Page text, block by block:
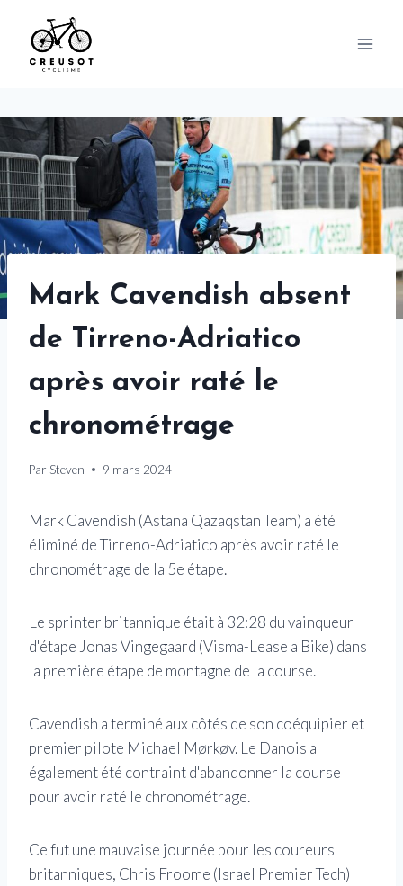
content
Mark Cavendish absent
de Tirreno-Adriatico
après avoir raté le
chronométrage
Par Steven 9 mars 2024
Mark Cavendish (Astana Qazaqstan Team) a été
éliminé de Tirreno-Adriatico après avoir raté le
chronométrage de la 5e étape.
Le sprinter britannique était à 32:28 du vainqueur
d'étape Jonas Vingegaard (Visma-Lease a Bike) dans
la première étape de montagne de la course.
Cavendish a terminé aux côtés de son coéquipier et
premier pilote Michael Mørkøv. Le Danois a
également été contraint d'abandonner la course
pour avoir raté le chronométrage.
Ce fut une mauvaise journée pour les coureurs
britanniques, Chris Froome (Israel Premier Tech)